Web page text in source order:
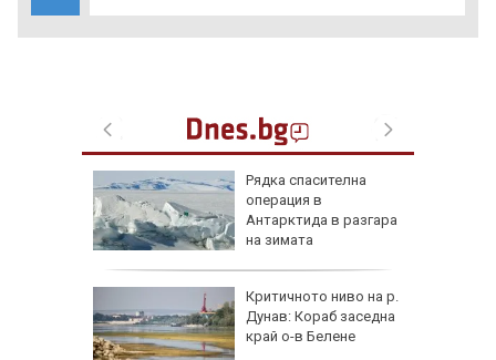
Рядка спасителна
операция в
Антарктида в разгара
на зимата
Критичното ниво на р.
Дунав: Кораб заседна
край о-в Белене